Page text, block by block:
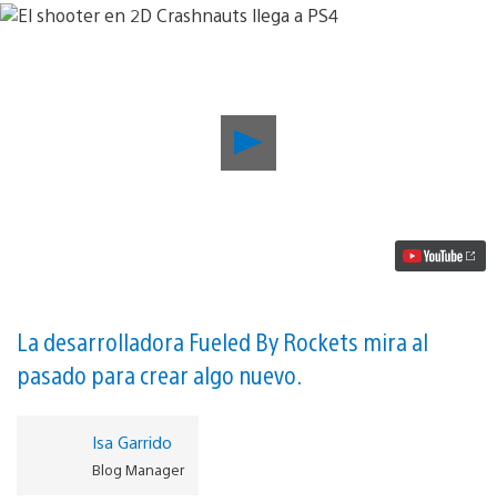
shooter
La desarrolladora Fueled By Rockets mira al
pasado para crear algo nuevo.
Isa Garrido
Blog Manager